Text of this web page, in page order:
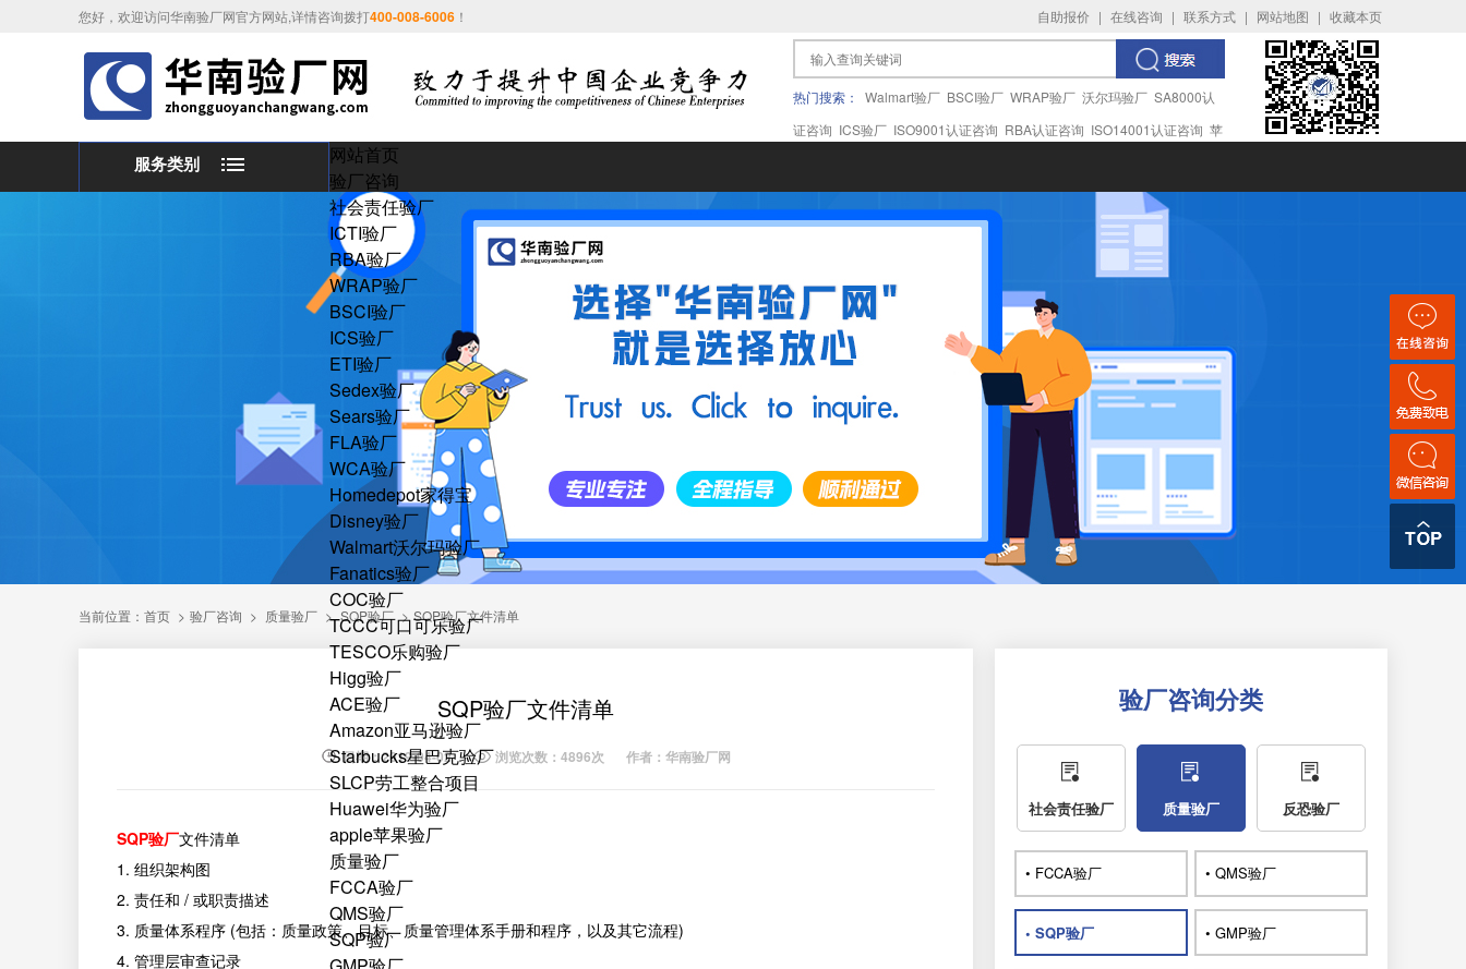
自助报价 | 在线咨询 | 联系方式 | 网站地图 | 收藏本页
您好，欢迎访问华南验厂网官方网站,详情咨询拨打400-008-6006 ！
热门搜索： Walmart验厂 BSCI验厂 WRAP验厂 沃尔玛验厂 SA8000认
证咨询 ICS验厂 ISO9001认证咨询 RBA认证咨询 ISO14001认证咨询 苹
服务类别
网站首页
验厂咨询
社会责任验厂
ICTI验厂
RBA验厂
WRAP验厂
BSCI验厂
ICS验厂
ETI验厂
Sedex验厂
Sears验厂
FLA验厂
WCA验厂
Homedepot家得宝
Disney验厂
Walmart沃尔玛验厂
Fanatics验厂
COC验厂
TCCC可口可乐验厂
TESCO乐购验厂
Higg验厂
ACE验厂
Amazon亚马逊验厂
Starbucks星巴克验厂
SLCP劳工整合项目
Huawei华为验厂
apple苹果验厂
质量验厂
FCCA验厂
QMS验厂
SQP验厂
当前位置： 首页 > 验厂咨询 > 质量验厂 > SQP验厂 > SQP验厂文件清单
SQP验厂文件清单
日期：2019-04-02 浏览次数：4896次 作者：华南验厂网
SQP验厂文件清单
1. 组织架构图
2. 责任和 / 或职责描述
3. 质量体系程序 (包括：质量政策、目标、质量管理体系手册和程序，以及其它流程)
4. 管理层审查记录
验厂咨询分类
社会责任验厂 质量验厂 反恐验厂
• FCCA验厂 • QMS验厂
• SQP验厂 • GMP验厂